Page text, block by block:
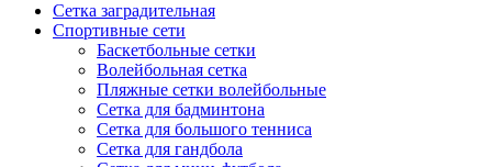
Сетка заградительная
Спортивные сети
Баскетбольные сетки
Волейбольная сетка
Пляжные сетки волейбольные
Сетка для бадминтона
Сетка для большого тенниса
Сетка для гандбола